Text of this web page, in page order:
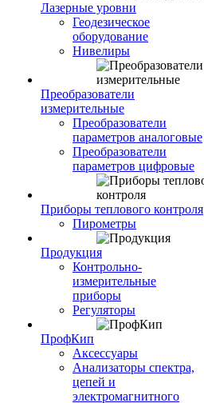
Лазерные уровни
Геодезическое
оборудование
Нивелиры
Преобразователи
измерительные
Преобразователи
параметров аналоговые
Преобразователи
параметров цифровые
Приборы теплового контроля
Пирометры
Продукция
Контрольно-
измерительные
приборы
Регуляторы
ПрофКип
Аксессуары
Анализаторы спектра,
цепей и
электромагнитного